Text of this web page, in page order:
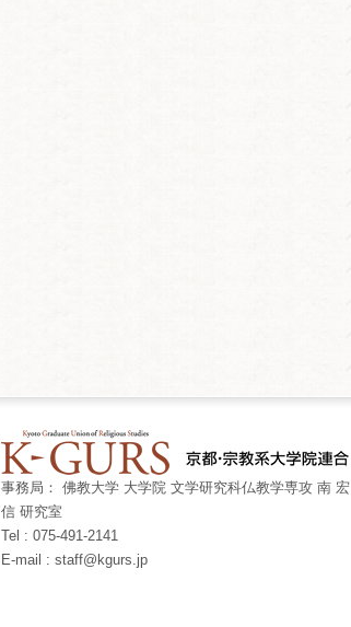
事務局： 佛教大学 大学院 文学研究科仏教学専攻 南 宏
信 研究室
Tel : 075-491-2141
E-mail : staff@kgurs.jp